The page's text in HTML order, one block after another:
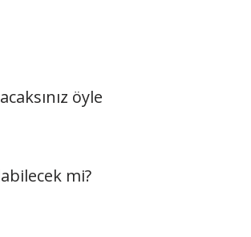
öyle
mi?